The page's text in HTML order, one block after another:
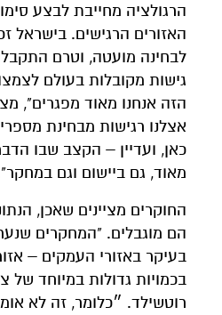
הרגולציה מחייבת לבצע
האזורים הרגישים. בישראל
לבחינה מועטה, וטרם
גישות מקובלות בעולם
הזה אנחנו מאוד מפגרים",
אצלנו רגישות מבחינת
כאן, ועדיין – הקצב שבו
מאוד, גם ביישום וגם
החוקרים מציינים שאכן,
הם מוגבלים. "המחקרים
בעיקר באזורי העמקים –
בכמויות גדולות במיוחד של
רוטשילד. ״כלומר, זה לא